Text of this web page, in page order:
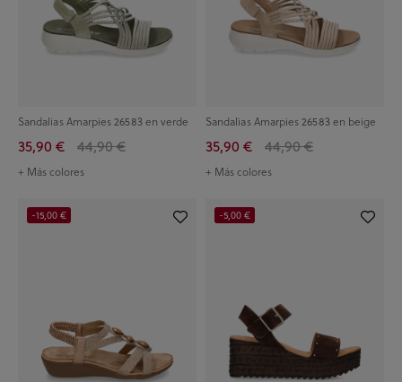
Sandalias Amarpies 26583 en verde
35,90 € 44,90 €
+ Más colores
Sandalias Amarpies 26583 en beige
35,90 € 44,90 €
+ Más colores
-15,00 € -5,00 €